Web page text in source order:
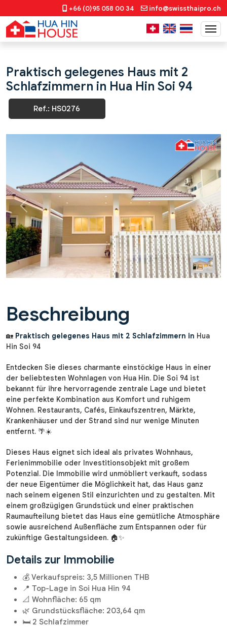
+66 (0)95 058 00 34 info@swissthaipro.ch
Praktisch gelegenes Haus mit 2
Schlafzimmern in Hua Hin Soi 94
Ref.: HS0276
Previous Next
Beschreibung
🏡 Praktisch gelegenes Haus mit 2 Schlafzimmern in Hua
Hin Soi 94
Entdecken Sie dieses charmante einstöckige Haus in einer
der beliebtesten Wohnlagen von Hua Hin. Die Soi 94 ist
bekannt für ihre hervorragende zentrale Lage und bietet
eine perfekte Kombination aus Komfort und ruhigem
Wohnen. Restaurants, Cafés, Einkaufszentren, Märkte,
Krankenhäuser und der Strand sind nur wenige Minuten
entfernt. 🌴☀️
Dieses Haus eignet sich ideal als privates Wohnhaus,
Ferienimmobilie oder Investitionsobjekt mit großem
Potenzial. Die Immobilie wird unmöbliert verkauft, sodass
der neue Eigentümer die Möglichkeit hat, das Haus ganz
nach seinem eigenen Stil einzurichten und zu gestalten. Mit
einem großzügigen Grundstück und einer praktischen
Raumaufteilung bietet das Haus eine gemütliche Atmosphäre
sowie ausreichend Außenfläche zum Entspannen oder für
zukünftige Gestaltungsideen. 🏠✨
Details zur Immobilie
💰 Verkaufspreis: 3,5 Millionen THB
📍 Top-Lage in Soi Hua Hin 94
📐 Wohnfläche: 65 qm
🌿 Grundstücksfläche: 203,64 qm
🛏️ 2 Schlafzimmer